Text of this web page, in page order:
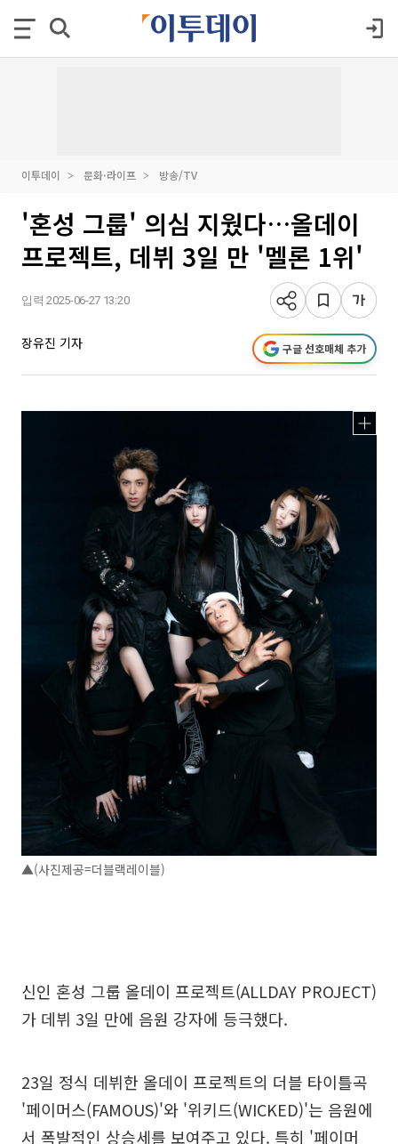
이투데이 문화·라이프 방송/TV
'혼성 그룹' 의심 지웠다…올데이
프로젝트, 데뷔 3일 만 '멜론 1위'
입력 2025-06-27 13:20
장유진 기자 구글 선호매체 추가
▲(사진제공=더블랙레이블)
신인 혼성 그룹 올데이 프로젝트(ALLDAY PROJECT)
가 데뷔 3일 만에 음원 강자에 등극했다.
23일 정식 데뷔한 올데이 프로젝트의 더블 타이틀곡
'페이머스(FAMOUS)'와 '위키드(WICKED)'는 음원에
서 폭발적인 상승세를 보여주고 있다. 특히 '페이머